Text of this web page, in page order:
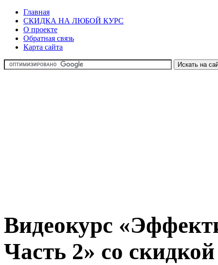
Главная
СКИДКА НА ЛЮБОЙ КУРС
О проекте
Обратная связь
Карта сайта
Видеокурс
Часть 2» со